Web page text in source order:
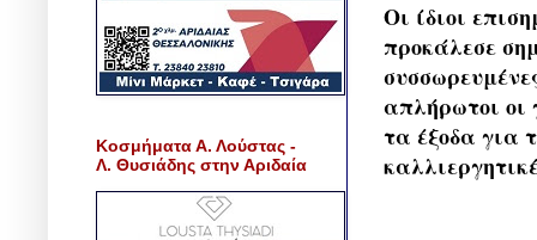
Οι ίδιοι
προκάλεσε
απλήρωτοι οι
τα έξοδα για
Κοσμήματα Α. Λούστας -
Λ. Θυσιάδης στην Αριδαία